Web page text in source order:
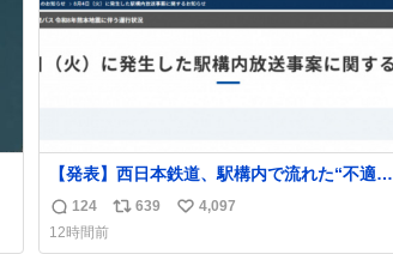
【発表】西日本鉄道、駅構内で流れた“不適切
音声”に声明「被害届も検討」
news.livedoor.com/article/detail… 4日に西
鉄福岡（天神）駅および薬院駅で発生した駅
返
信
124
リ
639
い
4,097
12時間前